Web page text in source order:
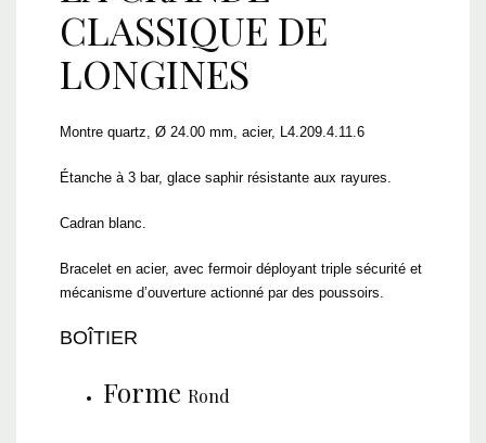
CLASSIQUE DE
LONGINES
Montre quartz, Ø 24.00 mm, acier, L4.209.4.11.6
Étanche à 3 bar, glace saphir résistante aux rayures.
Cadran blanc.
Bracelet en acier, avec fermoir déployant triple sécurité et
mécanisme d’ouverture actionné par des poussoirs.
BOÎTIER
Forme Rond